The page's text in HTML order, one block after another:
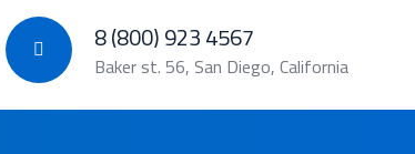
8 (800) 923 4567
Baker st. 56, San Diego, California